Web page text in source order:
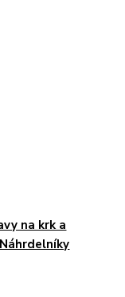
na krk a